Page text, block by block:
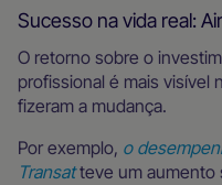
Sucesso na vida real:
O retorno sobre o
profissional é mais visível
fizeram a mudança.
Por exemplo, o
Transatteve um aumento